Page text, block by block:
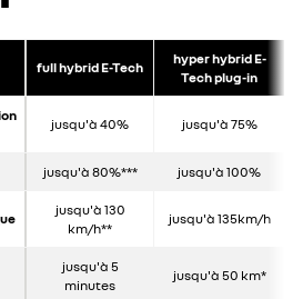
full hybrid E-Tech
hyper hybrid E-
Tech plug-in
jusqu'à 40% jusqu'à 75%
jusqu'à 80%*** jusqu'à 100%
jusqu'à 130
km/h**
jusqu'à 135km/h
jusqu'à 5
minutes
jusqu'à 50 km*